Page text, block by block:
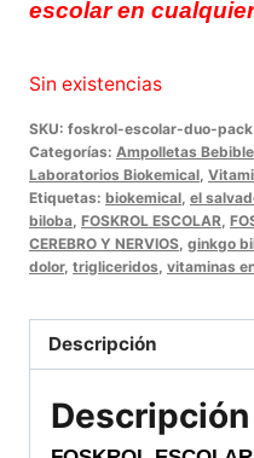
escolar en
Sin existencias
SKU: foskrol-escolar-duo-pack
Categorías: Ampolletas
Laboratorios Biokemical,
Etiquetas: biokemical, el
biloba, FOSKROL ESCOLAR,
CEREBRO Y NERVIOS, ginkgo
dolor, trigliceridos, vitaminas
Descripción
Descripción